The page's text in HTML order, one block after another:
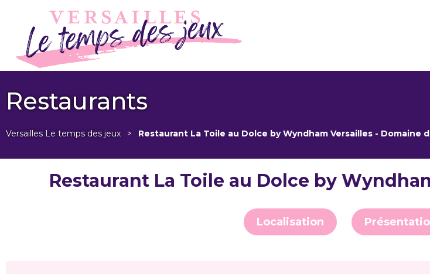
Restaurants
Versailles Le temps des jeux > Restaurant La Toile au Dolce by Wyndham Versailles - Domaine
Restaurant La Toile au Dolce by
Localisation